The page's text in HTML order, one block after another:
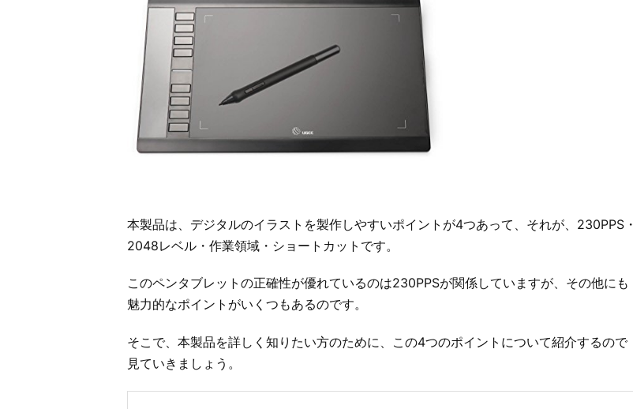
本製品は、デジタルのイラストを製作しやすいポイントが4つあって、それが、230PPS・
2048レベル・作業領域・ショートカットです。
このペンタブレットの正確性が優れているのは230PPSが関係していますが、その他にも
魅力的なポイントがいくつもあるのです。
そこで、本製品を詳しく知りたい方のために、この4つのポイントについて紹介するので
見ていきましょう。